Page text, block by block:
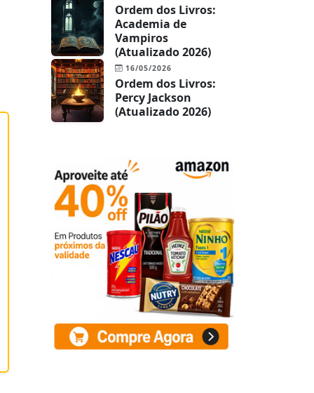
Ordem dos Livros:
Academia de
Vampiros
(Atualizado 2026)
16/05/2026
Ordem dos Livros:
Percy Jackson
(Atualizado 2026)